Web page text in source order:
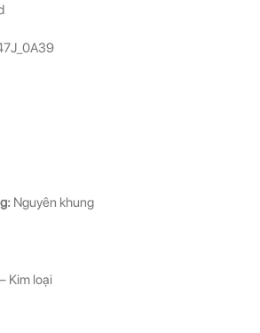
Nguyên khung
Kim loại